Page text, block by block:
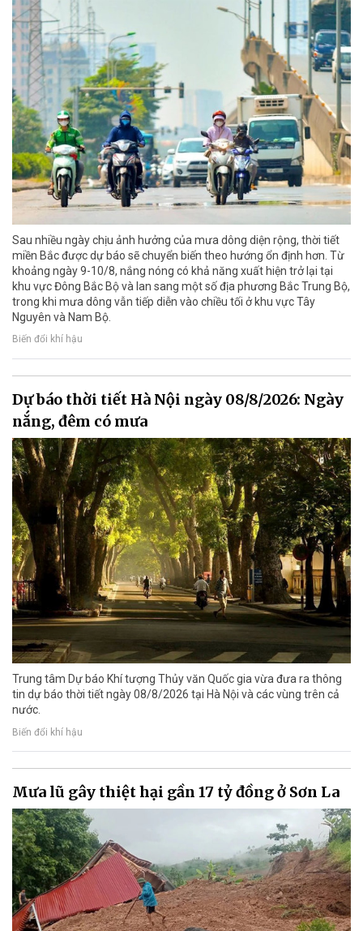
Sau nhiều ngày chịu ảnh hưởng của mưa dông diện rộng, thời tiết
miền Bắc được dự báo sẽ chuyển biến theo hướng ổn định hơn. Từ
khoảng ngày 9-10/8, nắng nóng có khả năng xuất hiện trở lại tại
khu vực Đông Bắc Bộ và lan sang một số địa phương Bắc Trung Bộ,
trong khi mưa dông vẫn tiếp diễn vào chiều tối ở khu vực Tây
Nguyên và Nam Bộ.
Biến đổi khí hậu
Dự báo thời tiết Hà Nội ngày 08/8/2026: Ngày
nắng, đêm có mưa
Trung tâm Dự báo Khí tượng Thủy văn Quốc gia vừa đưa ra thông
tin dự báo thời tiết ngày 08/8/2026 tại Hà Nội và các vùng trên cả
nước.
Biến đổi khí hậu
Mưa lũ gây thiệt hại gần 17 tỷ đồng ở Sơn La